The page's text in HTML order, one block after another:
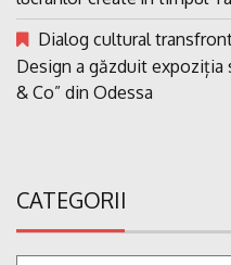
Dialog cultural
Design a găzduit expoziția
& Co” din Odessa
CATEGORII